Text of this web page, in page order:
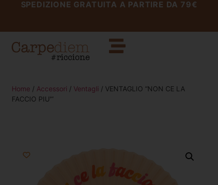
SPEDIZIONE GRATUITA A PARTIRE DA 79€
Home / Accessori / Ventagli / VENTAGLIO “NON CE LA
FACCIO PIU'”